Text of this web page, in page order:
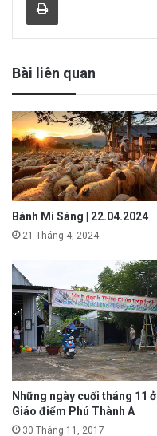
Bài liên quan
Bánh Mì Sáng | 22.04.2024
21 Tháng 4, 2024
Những ngày cuối tháng 11 ở
Giáo điểm Phú Thành A
30 Tháng 11, 2017